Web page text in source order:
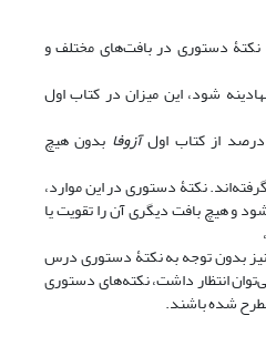
نکتۀ دستوری در بافت‌های مختلف و
شود، این میزان در کتاب اول
آزوفا بدون هیچ
نکتۀ دستوری در این موارد،
و هیچ بافت دیگری آن را تقویت یا
بدون توجه به نکتۀ دستوری درس
انتظار داشت، نکته‌های دستوری
شده باشند.